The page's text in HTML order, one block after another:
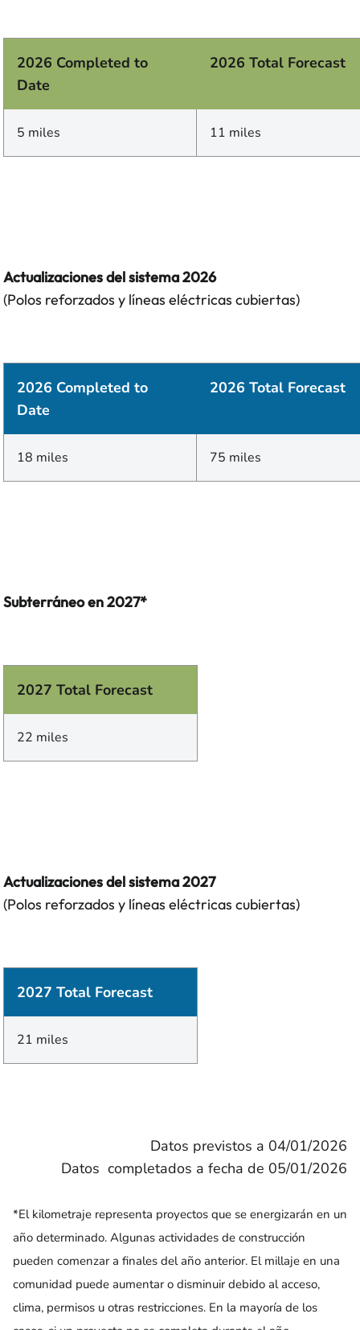
2026 Completed to
Date
2026 Total Forecast
5 miles 11 miles
Actualizaciones del sistema 2026
(Polos reforzados y líneas eléctricas cubiertas)
2026 Completed to
Date
2026 Total Forecast
18 miles 75 miles
Subterráneo en 2027*
2027 Total Forecast
22 miles
Actualizaciones del sistema 2027
(Polos reforzados y líneas eléctricas cubiertas)
2027 Total Forecast
21 miles
Datos previstos a 04/01/2026
Datos completados a fecha de 05/01/2026
*El kilometraje representa proyectos que se energizarán en un
año determinado. Algunas actividades de construcción
pueden comenzar a finales del año anterior. El millaje en una
comunidad puede aumentar o disminuir debido al acceso,
clima, permisos u otras restricciones. En la mayoría de los